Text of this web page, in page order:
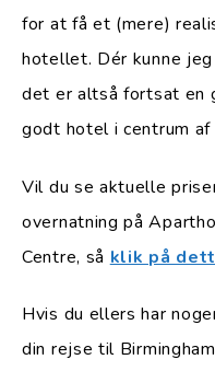
for at få et (mere)
hotellet. Dér kunne
det er altså fortsat en
godt hotel i centrum af
Vil du se aktuelle
overnatning på
Centre, så klik på
Hvis du ellers har
din rejse til